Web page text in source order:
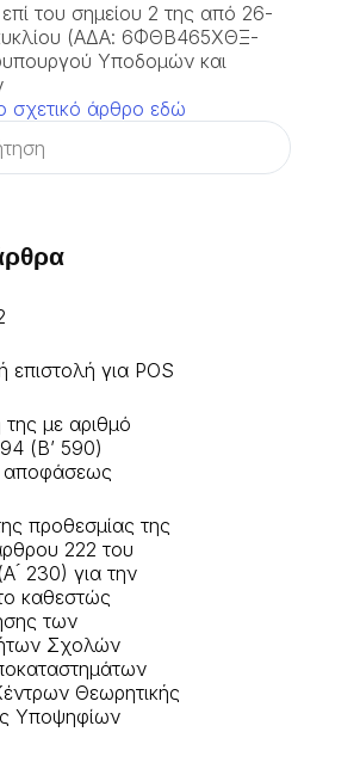
επί του σημείου 2 της από 26-
(ΑΔΑ: 6ΦΘΒ465ΧΘΞ-
Υποδομών και
σχετικό άρθρο εδώ
επιστολή για POS
με αριθμό
(Β’ 590)
αποφάσεως
προθεσμίας της
222 του
230) για την
καθεστώς
των
Σχολών
Θεωρητικής
Υποψηφίων